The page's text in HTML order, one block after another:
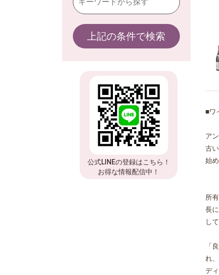
上記の条件で検索
公式LINEの登録はこちら！
お得な情報配信中！
■ワ
ア
古
始め
所
長
し
「
れ
デ